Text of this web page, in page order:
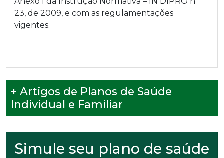
23, de 2009, e com as regulamentações
vigentes.
+ Artigos de Planos de Saúde
Individual e Familiar
Simule seu plano de saúde